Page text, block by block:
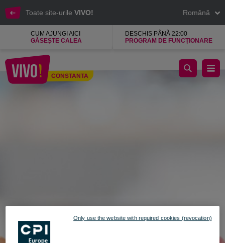
Toate site-urile VIVO! Română
CUM AJUNGI AICI
GĂSEȘTE CALEA
DESCHIS PÂNĂ 22:00
PROGRAM DE FUNCȚIONARE
CONSTANTA
KENDRA, magazin cu produse de beauty si make-up
Only use the website with required cookies (revocation)